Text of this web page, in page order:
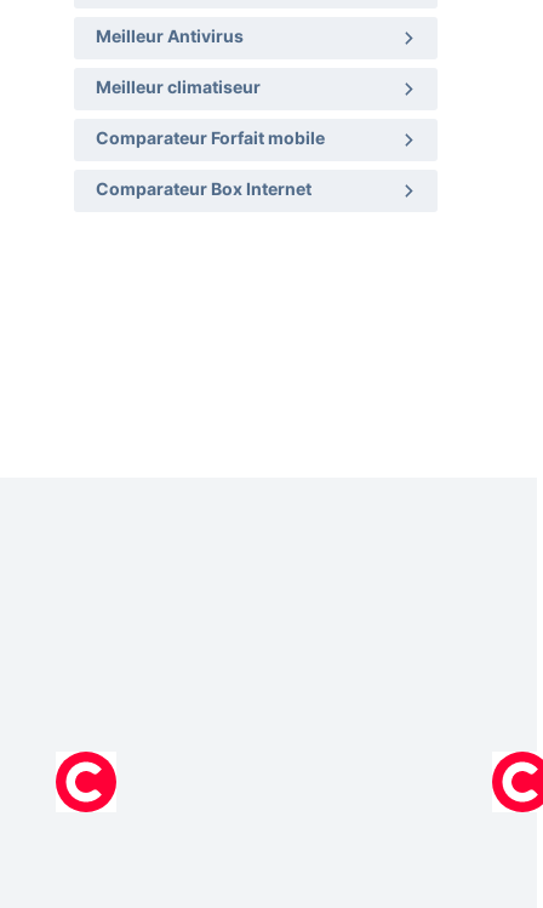
Meilleur Antivirus
Meilleur climatiseur
Comparateur Forfait mobile
Comparateur Box Internet